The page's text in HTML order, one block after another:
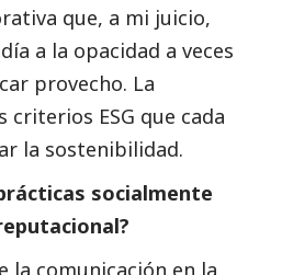
que, a mi juicio,
a la opacidad a veces
provecho. La
ESG que cada
la sostenibilidad.
socialmente